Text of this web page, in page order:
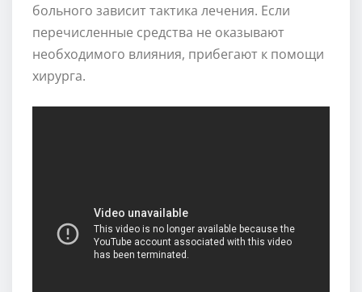
больного зависит тактика лечения. Если
перечисленные средства не оказывают
необходимого влияния, прибегают к помощи
хирурга.